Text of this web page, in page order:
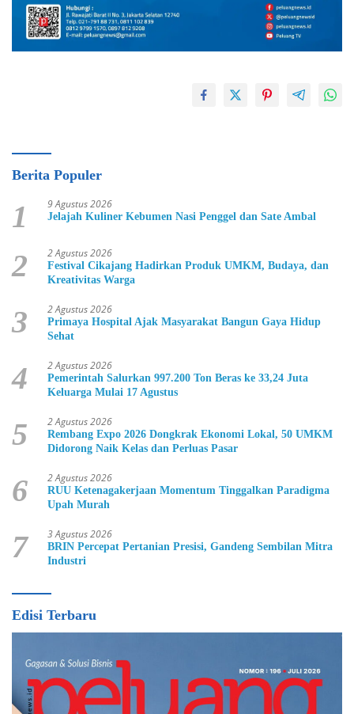
Berita Populer
1 9 Agustus 2026
Jelajah Kuliner Kebumen Nasi Penggel dan Sate Ambal
2 2 Agustus 2026
Festival Cikajang Hadirkan Produk UMKM, Budaya, dan
Kreativitas Warga
3 2 Agustus 2026
Primaya Hospital Ajak Masyarakat Bangun Gaya Hidup
Sehat
4 2 Agustus 2026
Pemerintah Salurkan 997.200 Ton Beras ke 33,24 Juta
Keluarga Mulai 17 Agustus
5 2 Agustus 2026
Rembang Expo 2026 Dongkrak Ekonomi Lokal, 50 UMKM
Didorong Naik Kelas dan Perluas Pasar
6 2 Agustus 2026
RUU Ketenagakerjaan Momentum Tinggalkan Paradigma
Upah Murah
7 3 Agustus 2026
BRIN Percepat Pertanian Presisi, Gandeng Sembilan Mitra
Industri
Edisi Terbaru